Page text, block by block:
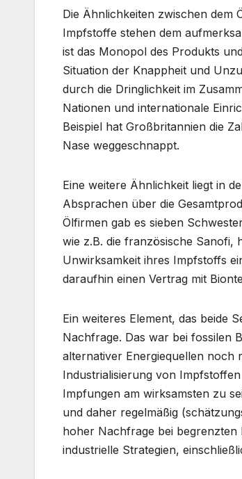
Die Ähnlichkeiten zwischen dem
Impfstoffe stehen dem
ist das Monopol des Produkts
Situation der Knappheit und
durch die Dringlichkeit im
Nationen und internationale
Beispiel hat Großbritannien die
Nase weggeschnappt.
Eine weitere Ähnlichkeit liegt in
Absprachen über die
Ölfirmen gab es sieben
wie z.B. die französische Sanofi,
Unwirksamkeit ihres Impfstoffs
daraufhin einen Vertrag mit
Ein weiteres Element, das beide
Nachfrage. Das war bei fossilen
alternativer Energiequellen
Industrialisierung von
Impfungen am wirksamsten zu
und daher regelmäßig
hoher Nachfrage bei
industrielle Strategien,